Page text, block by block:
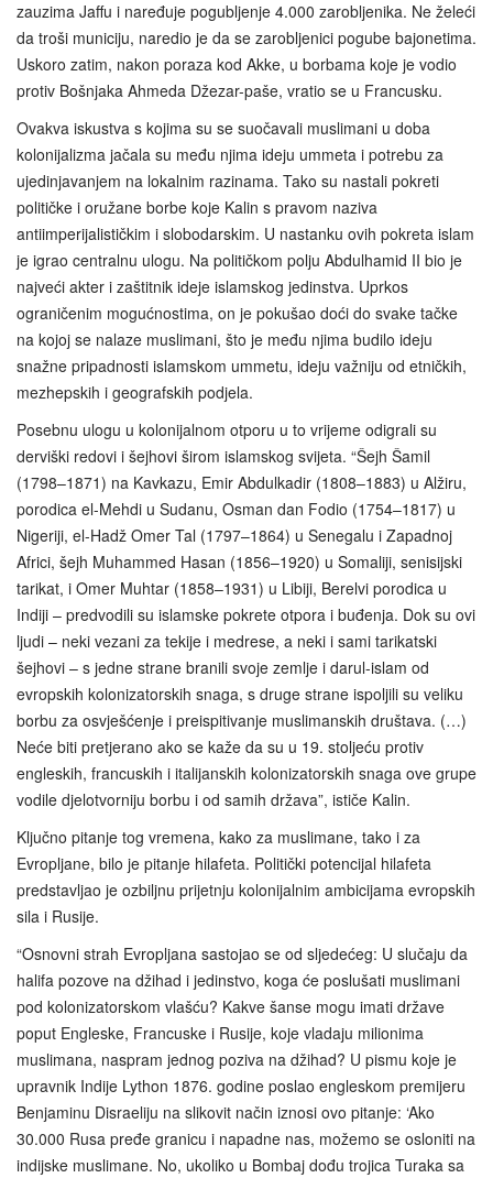
zauzima Jaffu i naređuje pogubljenje 4.000 zarobljenika. Ne želeći
da troši municiju, naredio je da se zarobljenici pogube bajonetima.
Uskoro zatim, nakon poraza kod Akke, u borbama koje je vodio
protiv Bošnjaka Ahmeda Džezar-paše, vratio se u Francusku.
Ovakva iskustva s kojima su se suočavali muslimani u doba
kolonijalizma jačala su među njima ideju ummeta i potrebu za
ujedinjavanjem na lokalnim razinama. Tako su nastali pokreti
političke i oružane borbe koje Kalin s pravom naziva
antiimperijalističkim i slobodarskim. U nastanku ovih pokreta islam
je igrao centralnu ulogu. Na političkom polju Abdulhamid II bio je
najveći akter i zaštitnik ideje islamskog jedinstva. Uprkos
ograničenim mogućnostima, on je pokušao doći do svake tačke
na kojoj se nalaze muslimani, što je među njima budilo ideju
snažne pripadnosti islamskom ummetu, ideju važniju od etničkih,
mezhepskih i geografskih podjela.
Posebnu ulogu u kolonijalnom otporu u to vrijeme odigrali su
derviški redovi i šejhovi širom islamskog svijeta. “Šejh Šamil
(1798–1871) na Kavkazu, Emir Abdulkadir (1808–1883) u Alžiru,
porodica el-Mehdi u Sudanu, Osman dan Fodio (1754–1817) u
Nigeriji, el-Hadž Omer Tal (1797–1864) u Senegalu i Zapadnoj
Africi, šejh Muhammed Hasan (1856–1920) u Somaliji, senisijski
tarikat, i Omer Muhtar (1858–1931) u Libiji, Berelvi porodica u
Indiji – predvodili su islamske pokrete otpora i buđenja. Dok su ovi
ljudi – neki vezani za tekije i medrese, a neki i sami tarikatski
šejhovi – s jedne strane branili svoje zemlje i darul-islam od
evropskih kolonizatorskih snaga, s druge strane ispoljili su veliku
borbu za osvješćenje i preispitivanje muslimanskih društava. (…)
Neće biti pretjerano ako se kaže da su u 19. stoljeću protiv
engleskih, francuskih i italijanskih kolonizatorskih snaga ove grupe
vodile djelotvorniju borbu i od samih država”, ističe Kalin.
Ključno pitanje tog vremena, kako za muslimane, tako i za
Evropljane, bilo je pitanje hilafeta. Politički potencijal hilafeta
predstavljao je ozbiljnu prijetnju kolonijalnim ambicijama evropskih
sila i Rusije.
“Osnovni strah Evropljana sastojao se od sljedećeg: U slučaju da
halifa pozove na džihad i jedinstvo, koga će poslušati muslimani
pod kolonizatorskom vlašću? Kakve šanse mogu imati države
poput Engleske, Francuske i Rusije, koje vladaju milionima
muslimana, naspram jednog poziva na džihad? U pismu koje je
upravnik Indije Lython 1876. godine poslao engleskom premijeru
Benjaminu Disraeliju na slikovit način iznosi ovo pitanje: ‘Ako
30.000 Rusa pređe granicu i napadne nas, možemo se osloniti na
indijske muslimane. No, ukoliko u Bombaj dođu trojica Turaka sa